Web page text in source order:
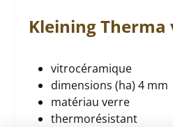
KleiningTherma
vitrocéramique
dimensions (ha) 4 mm
matériau verre
thermorésistant